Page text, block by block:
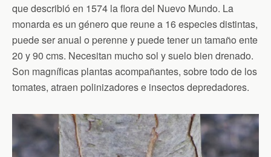
que describió en 1574 la flora del Nuevo Mundo. La
monarda es un género que reune a 16 especies distintas,
puede ser anual o perenne y puede tener un tamaño ente
20 y 90 cms. Necesitan mucho sol y suelo bien drenado.
Son magníficas plantas acompañantes, sobre todo de los
tomates, atraen polinizadores e insectos depredadores.